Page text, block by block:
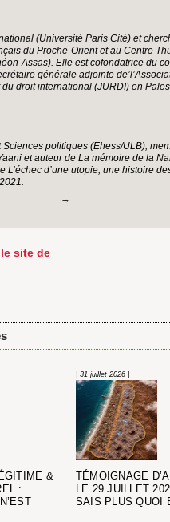
(Université Paris Cité) et
du Proche-Orient et au Centre
Assas). Elle est cofondatrice du
générale adjointe
droit international (JURDI) en
Sciences politiques (Ehess/ULB),
et auteur de La mémoire de la
L’échec d’une utopie, une histoire
site de
&
:
| 31 juillet 2026 |
TÉMOIGNAGE
LE 29 JUILLET
SAIS PLUS QUOI